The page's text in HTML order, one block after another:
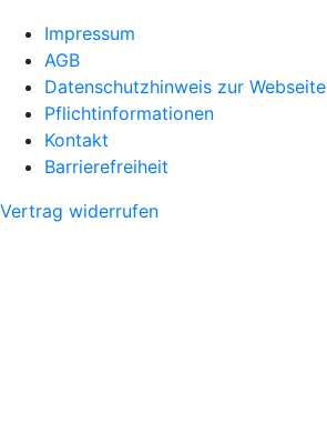
Impressum
AGB
Datenschutzhinweis zur Webseite
Pflichtinformationen
Kontakt
Barrierefreiheit
Vertrag widerrufen